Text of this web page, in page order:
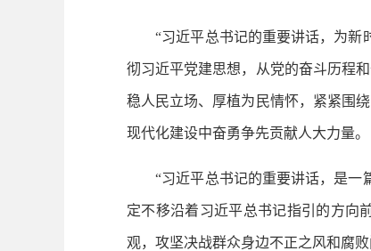
“习近平总书记的重要讲话，为新时
彻习近平党建思想，从党的奋斗历程
稳人民立场、厚植为民情怀，紧紧围
现代化建设中奋勇争先贡献人大力量。
“习近平总书记的重要讲话，是一篇
定不移沿着习近平总书记指引的方向
观，攻坚决战群众身边不正之风和腐